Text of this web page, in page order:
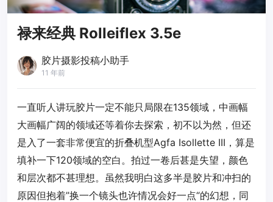
禄来经典 Rolleiflex 3.5e
胶片摄影投稿小助手
11 年前
一直听人讲玩胶片一定不能只局限在135领域，中画幅
大画幅广阔的领域还等着你去探索，初不以为然，但还
是入了一套非常便宜的折叠机型Agfa Isollette III，算是
填补一下120领域的空白。拍过一卷后甚是失望，颜色
和层次都不甚理想。虽然我明白这多半是胶片和冲扫的
原因但抱着”换一个镜头也许情况会好一点“的幻想，同